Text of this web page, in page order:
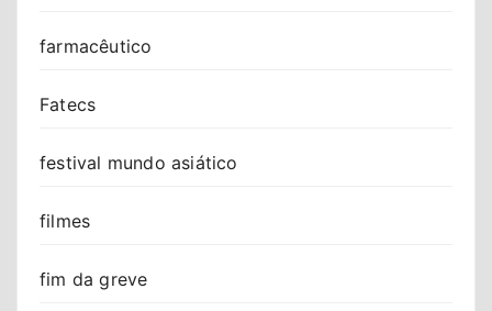
farmacêutico
Fatecs
festival mundo asiático
filmes
fim da greve